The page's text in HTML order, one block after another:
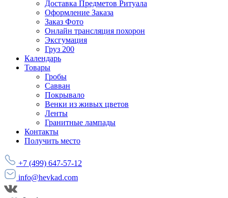
Доставка Предметов Ритуала
Оформление Заказа
Заказ Фото
Онлайн трансляция похорон
Эксгумация
Груз 200
Календарь
Товары
Гробы
Савван
Покрывало
Венки из живых цветов
Ленты
Гранитные лампады
Контакты
Получить место
+7 (499) 647-57-12
info@hevkad.com